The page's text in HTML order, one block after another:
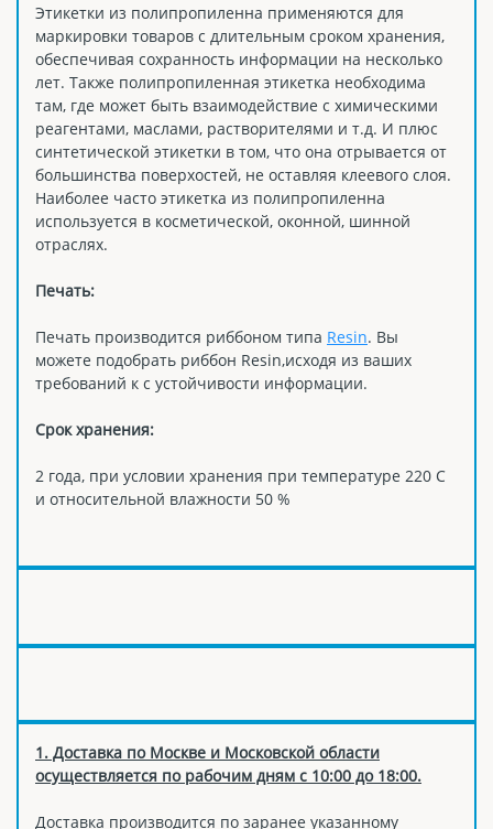
Этикетки из полипропиленна применяются для
маркировки товаров с длительным сроком хранения,
обеспечивая сохранность информации на несколько
лет. Также полипропиленная этикетка необходима
там, где может быть взаимодействие с химическими
реагентами, маслами, растворителями и т.д. И плюс
синтетической этикетки в том, что она отрывается от
большинства поверхостей, не оставляя клеевого слоя.
Наиболее часто этикетка из полипропиленна
используется в косметической, оконной, шинной
отраслях.
Печать:
Печать производится риббоном типа Resin. Вы
можете подобрать риббон Resin,исходя из ваших
требований к с устойчивости информации.
Срок хранения:
2 года, при условии хранения при температуре 220 С
и относительной влажности 50 %
1. Доставка по Москве и Московской области
осуществляется по рабочим дням с 10:00 до 18:00.
Доставка производится по заранее указанному